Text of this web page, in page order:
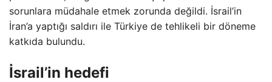
sorunlara müdahale etmek zorunda değildi. İsrail’in
İran’a yaptığı saldırı ile Türkiye de tehlikeli bir döneme
katkıda bulundu.
İsrail’in hedefi